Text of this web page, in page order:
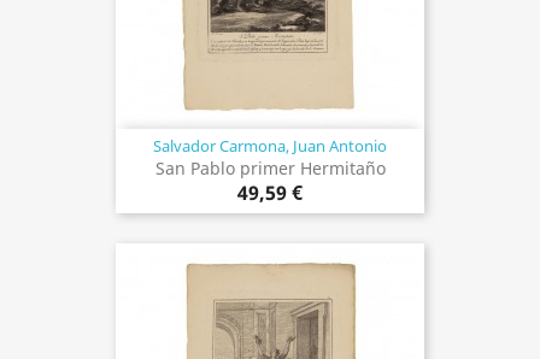
Salvador Carmona, Juan Antonio
San Pablo primer Hermitaño
49,59 €